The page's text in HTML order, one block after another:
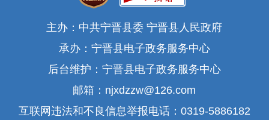
主办：中共宁晋县委 宁晋县人民政府
承办：宁晋县电子政务服务中心
后台维护：宁晋县电子政务服务中心
邮箱：njxdzzw@126.com
互联网违法和不良信息举报电话：0319-5886182